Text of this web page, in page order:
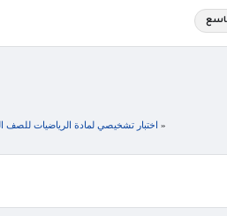
« اختبار تشخيصي لمادة الرياضيات للصف